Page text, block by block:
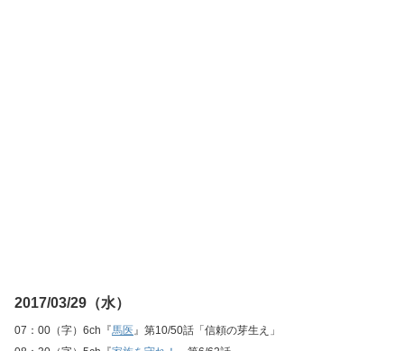
2017/03/29（水）
07：00（字）6ch『馬医』第10/50話「信頼の芽生え」